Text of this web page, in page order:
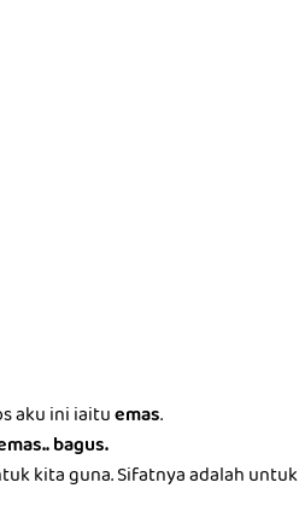
aku ini iaituemas.
bagus.
kita guna. Sifatnya adalah untuk